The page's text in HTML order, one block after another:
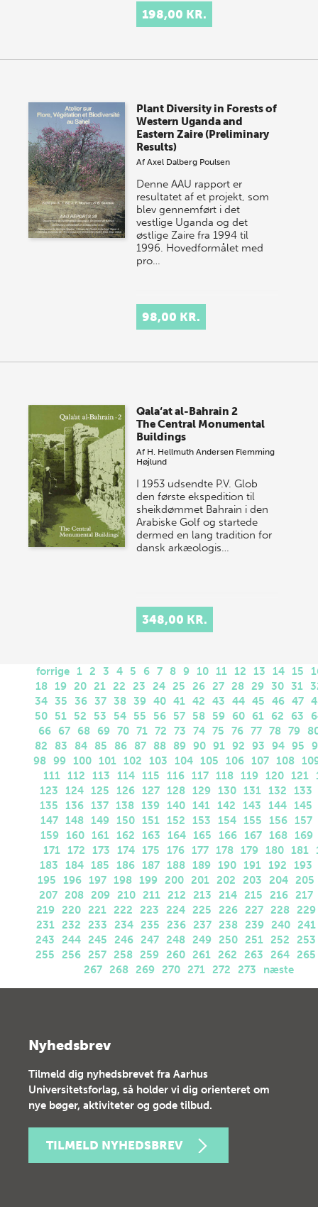
198,00 KR.
Plant Diversity in Forests of
Western Uganda and
Eastern Zaire (Preliminary
Results)
AfAxel Dalberg Poulsen
Denne AAU rapport er
resultatet af et projekt, som
blev gennemført i det
vestlige Uganda og det
østlige Zaire fra 1994 til
1996. Hovedformålet med
pro…
98,00 KR.
Qala‘at al-Bahrain 2
The Central Monumental
Buildings
Af H. Hellmuth Andersen Flemming
Højlund
I 1953 udsendte P.V. Glob
den første ekspedition til
sheikdømmet Bahrain i den
Arabiske Golf og startede
dermed en lang tradition for
dansk arkæologis…
348,00 KR.
forrige 1 2 3 4 5 6 7 8 9 10 11 12 13 14 15
18 19 20 21 22 23 24 25 26 27 28 29 30 31
34 35 36 37 38 39 40 41 42 43 44 45 46 47
50
51 52 53 54 55 56 57 58 59 60 61 62 63
66
67 68 69 70 71 72 73 74 75 76 77 78 79
82
83 84 85 86 87 88 89 90 91 92 93 94 95
98 99 100 101 102 103 104 105 106 107 108
111 112 113 114 115 116 117 118 119 120 121
123
124 125 126 127 128 129 130 131 132
133
135
136 137 138 139 140 141 142 143 144 145
147 148 149 150 151 152 153 154 155 156 157
159 160 161 162 163 164 165 166 167 168 169
171 172 173 174 175 176 177 178 179 180 181
183
184 185 186 187 188 189 190 191 192
193
195
196 197 198 199 200 201 202 203 204 205
207 208 209 210 211 212 213 214 215 216 217
219 220 221 222 223 224 225 226 227 228 229
231 232 233 234 235 236 237 238 239 240 241
243
244 245 246 247 248 249 250 251 252
253
255
256 257 258 259 260 261 262 263 264 265
267 268 269 270 271 272 273 næste
Nyhedsbrev
Tilmeld dig nyhedsbrevet fra Aarhus
Universitetsforlag, så holder vi dig orienteret om
nye bøger, aktiviteter og gode tilbud.
TILMELD NYHEDSBREV